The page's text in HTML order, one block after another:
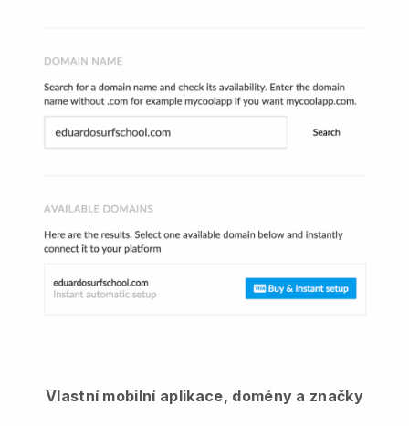
Vlastní mobilní aplikace, domény a značky